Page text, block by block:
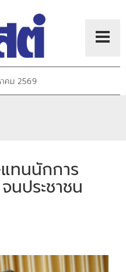
คม 2569
ทนนักการ
นประชาชน